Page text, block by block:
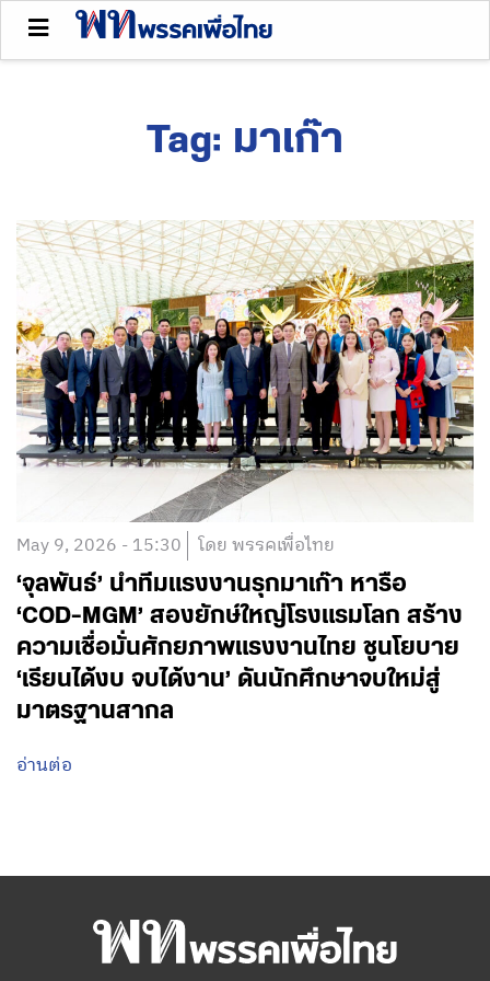
Tag: มาเก๊า
May 9, 2026 - 15:30 โดย พรรคเพื่อไทย
‘จุลพันธ์’ นำทีมแรงงานรุกมาเก๊า หารือ
‘COD-MGM’ สองยักษ์ใหญ่โรงแรมโลก สร้าง
ความเชื่อมั่นศักยภาพแรงงานไทย ชูนโยบาย
‘เรียนได้งบ จบได้งาน’ ดันนักศึกษาจบใหม่สู่
มาตรฐานสากล
อ่านต่อ